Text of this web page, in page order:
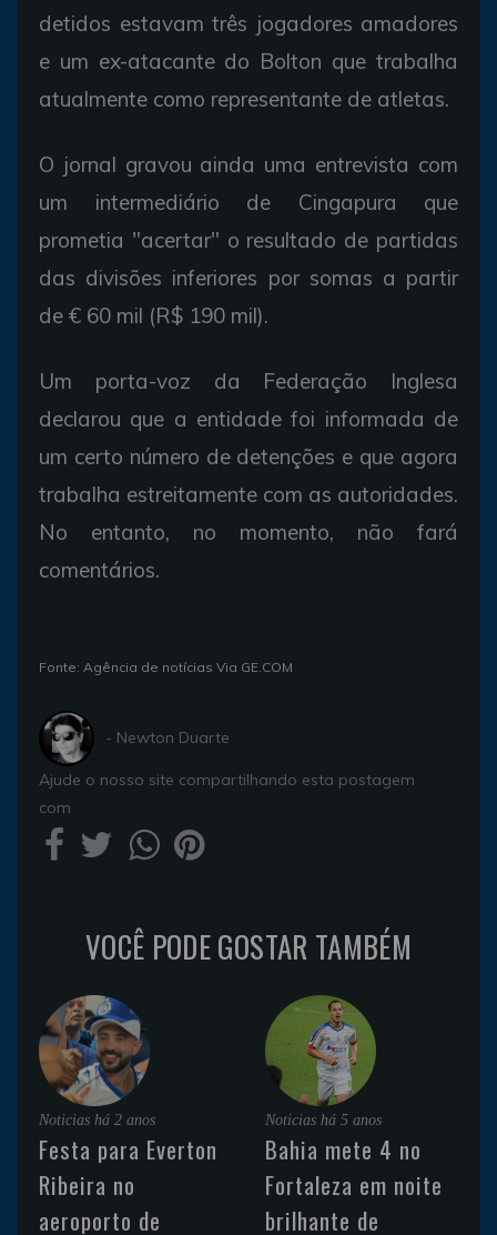
detidos estavam três jogadores amadores
e um ex-atacante do Bolton que trabalha
atualmente como representante de atletas.
O jornal gravou ainda uma entrevista com
um intermediário de Cingapura que
prometia "acertar" o resultado de partidas
das divisões inferiores por somas a partir
de € 60 mil (R$ 190 mil).
Um porta-voz da Federação Inglesa
declarou que a entidade foi informada de
um certo número de detenções e que agora
trabalha estreitamente com as autoridades.
No entanto, no momento, não fará
comentários.
Fonte: Agência de notícias Via GE.COM
- Newton Duarte
Ajude o nosso site compartilhando esta postagem
com
VOCÊ PODE GOSTAR TAMBÉM
Noticias há 2 anos
Festa para Everton
Ribeira no
aeroporto de
Noticias há 5 anos
Bahia mete 4 no
Fortaleza em noite
brilhante de